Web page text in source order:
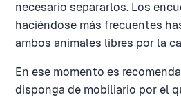
necesario separarlos. Los
haciéndose más frecuentes
ambos animales libres por la
En ese momento es
disponga de mobiliario por el